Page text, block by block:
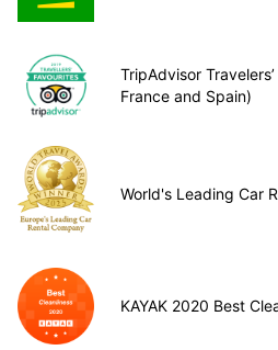
TripAdvisor
France and Spain)
World's Leading Car
KAYAK 2020 Best